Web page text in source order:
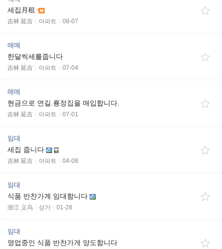
세집月租
吉林 延吉 아파트 08-07
매매
한달씩세를줍니다
吉林 延吉 아파트 07-04
매매
현금으로 연길.룡정집을 매입합니다.
吉林 延吉 아파트 07-01
임대
세집 줍니다
吉林 延吉 아파트 04-08
임대
식품 반찬가계 임대함니다
浙江 义乌 상가 01-28
임대
영업중인 식품 반찬가게 양도함니다